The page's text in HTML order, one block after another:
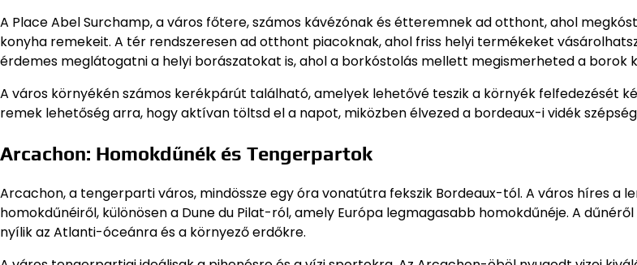
A Place Abel Surchamp, a város főtere, számos kávézónak és étteremnek ad otthont, ahol
konyha remekeit. A tér rendszeresen ad otthont piacoknak, ahol friss helyi termékeket
érdemes meglátogatni a helyi borászatokat is, ahol a borkóstolás mellett megismerheted a borok
A város környékén számos kerékpárút található, amelyek lehetővé teszik a környék felfedezését
remek lehetőség arra, hogy aktívan töltsd el a napot, miközben élvezed a bordeaux-i vidék
Arcachon: Homokdűnék és Tengerpartok
Arcachon, a tengerparti város, mindössze egy óra vonatútra fekszik Bordeaux-tól. A város híres a
homokdűnéiről, különösen a Dune du Pilat-ról, amely Európa legmagasabb homokdűnéje. A
nyílik az Atlanti-óceánra és a környező erdőkre.